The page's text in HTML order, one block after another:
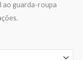
ao guarda-roupa